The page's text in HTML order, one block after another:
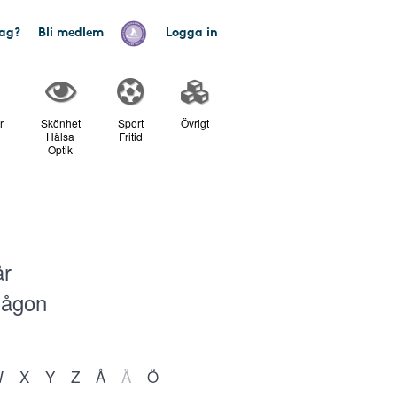
Bli medlem Logga in
Skönhet
Hälsa
Optik
Sport
Fritid
Övrigt
X Y Z Å Ä Ö